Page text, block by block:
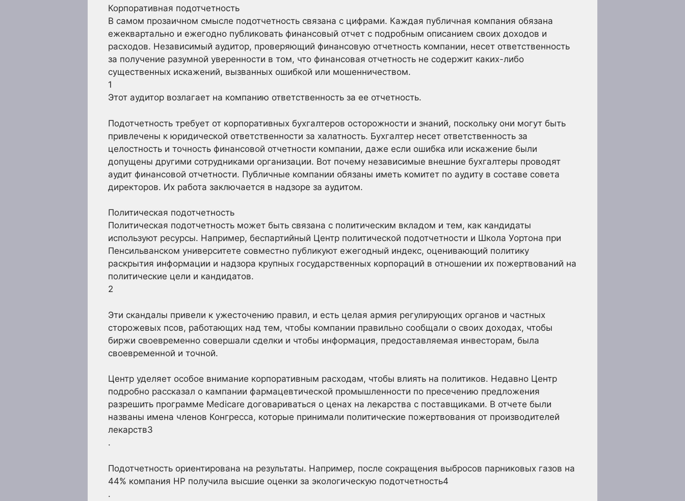
Корпоративная подотчетность
В самом прозаичном смысле подотчетность связана с цифрами. Каждая публичная компания обязана
ежеквартально и ежегодно публиковать финансовый отчет с подробным описанием своих доходов и
расходов. Независимый аудитор, проверяющий финансовую отчетность компании, несет ответственность
за получение разумной уверенности в том, что финансовая отчетность не содержит каких-либо
существенных искажений, вызванных ошибкой или мошенничеством.
1
Этот аудитор возлагает на компанию ответственность за ее отчетность.
Подотчетность требует от корпоративных бухгалтеров осторожности и знаний, поскольку они могут быть
привлечены к юридической ответственности за халатность. Бухгалтер несет ответственность за
целостность и точность финансовой отчетности компании, даже если ошибка или искажение были
допущены другими сотрудниками организации. Вот почему независимые внешние бухгалтеры проводят
аудит финансовой отчетности. Публичные компании обязаны иметь комитет по аудиту в составе совета
директоров. Их работа заключается в надзоре за аудитом.
Политическая подотчетность
Политическая подотчетность может быть связана с политическим вкладом и тем, как кандидаты
используют ресурсы. Например, беспартийный Центр политической подотчетности и Школа Уортона при
Пенсильванском университете совместно публикуют ежегодный индекс, оценивающий политику
раскрытия информации и надзора крупных государственных корпораций в отношении их пожертвований на
политические цели и кандидатов.
2
Эти скандалы привели к ужесточению правил, и есть целая армия регулирующих органов и частных
сторожевых псов, работающих над тем, чтобы компании правильно сообщали о своих доходах, чтобы
биржи своевременно совершали сделки и чтобы информация, предоставляемая инвесторам, была
своевременной и точной.
Центр уделяет особое внимание корпоративным расходам, чтобы влиять на политиков. Недавно Центр
подробно рассказал о кампании фармацевтической промышленности по пресечению предложения
разрешить программе Medicare договариваться о ценах на лекарства с поставщиками. В отчете были
названы имена членов Конгресса, которые принимали политические пожертвования от производителей
лекарств3
.
Подотчетность ориентирована на результаты. Например, после сокращения выбросов парниковых газов на
44% компания HP получила высшие оценки за экологическую подотчетность4
.